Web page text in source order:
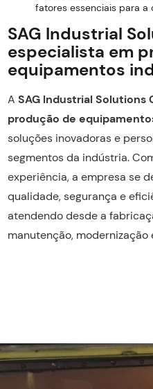
fatores essenciais para a
SAG Industrial
especialista em
equipamentos
A SAG Industrial Solutions
produção de
soluções inovadoras e
segmentos da indústria.
experiência, a empresa se
qualidade, segurança e
atendendo desde a
manutenção,